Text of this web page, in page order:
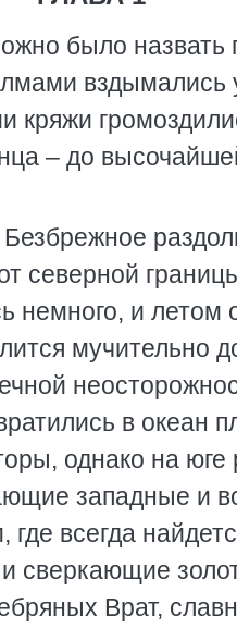
было назвать
– до
северной
немного, и летом
мучительно
в океан
однако на юге
западные и
всегда
сверкающие
Врат,